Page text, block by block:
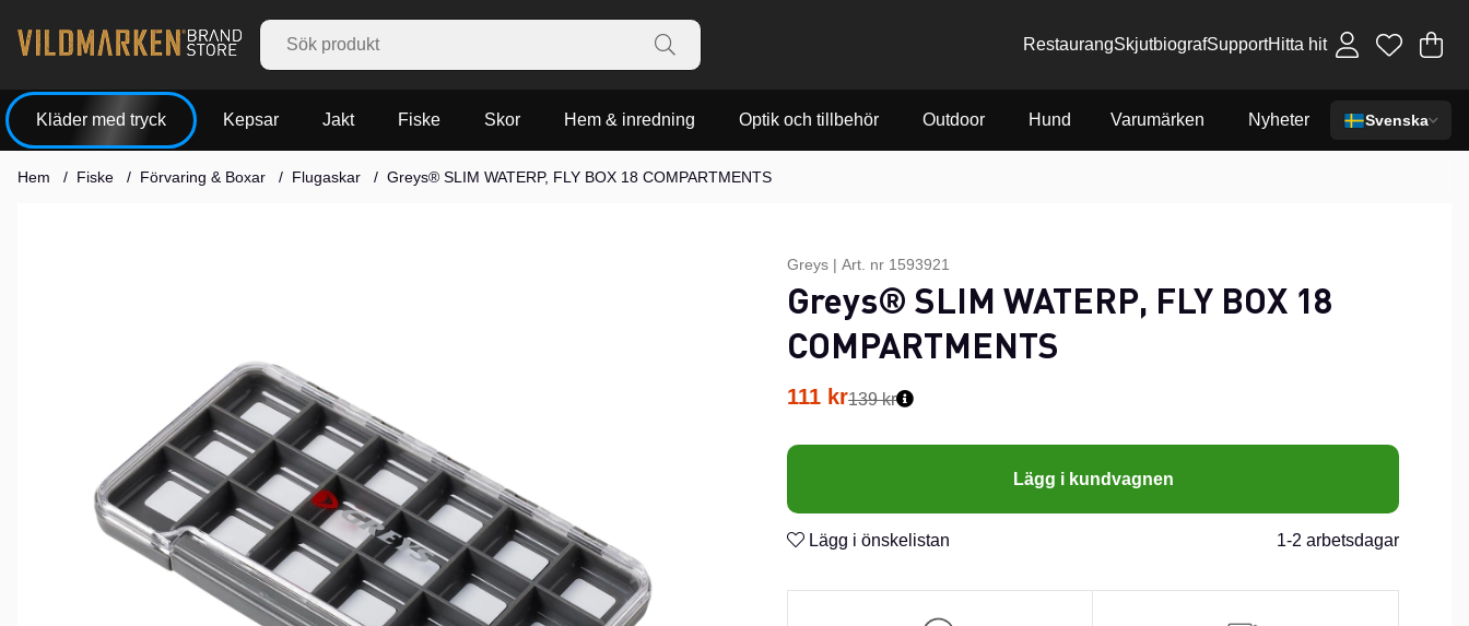
RestaurangSkjutbiografSupportHitta hit .
Kläder med tryck Kepsar Jakt Fiske Skor Hem & inredning Optik och tillbehör Outdoor Hund Varumärken Nyheter Svenska
Hem Fiske Förvaring & Boxar Flugaskar Greys® SLIM WATERP, FLY BOX 18 COMPARTMENTS
Greys | Art. nr 1593921
Greys® SLIM WATERP, FLY BOX 18
COMPARTMENTS
111 kr139 kr
Lägg i kundvagnen
Lägg i önskelistan 1-2 arbetsdagar